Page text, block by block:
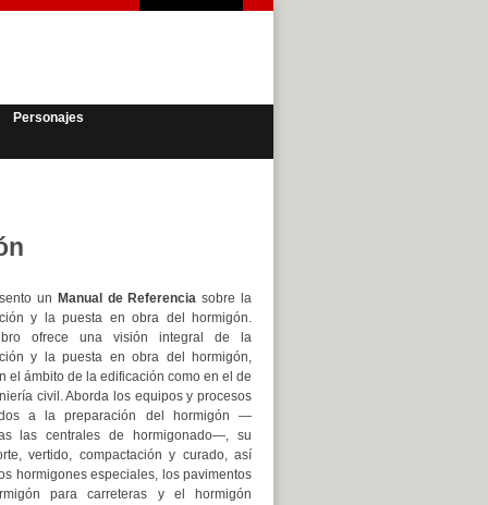
Personajes
un Manual de Referencia sobre la
y la puesta en obra del hormigón.
ofrece una visión integral de la
y la puesta en obra del hormigón,
el ámbito de la edificación como en el de
civil. Aborda los equipos y procesos
a la preparación del hormigón —
las centrales de hormigonado—, su
vertido, compactación y curado, así
hormigones especiales, los pavimentos
para carreteras y el hormigón